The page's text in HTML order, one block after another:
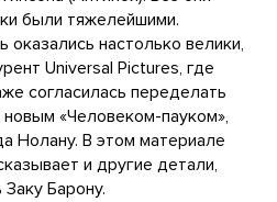
были тяжелейшими.
оказались настолько велики,
Universal Pictures, где
согласилась переделать
«Человеком-пауком»,
Нолану. В этом материале
и другие детали,
Барону.